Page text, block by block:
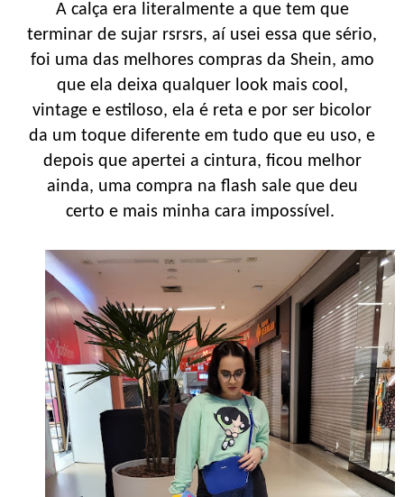
A calça era literalmente a que tem que
terminar de sujar rsrsrs, aí usei essa que sério,
foi uma das melhores compras da Shein, amo
que ela deixa qualquer look mais cool,
vintage e estiloso, ela é reta e por ser bicolor
da um toque diferente em tudo que eu uso, e
depois que apertei a cintura, ficou melhor
ainda, uma compra na flash sale que deu
certo e mais minha cara impossível.